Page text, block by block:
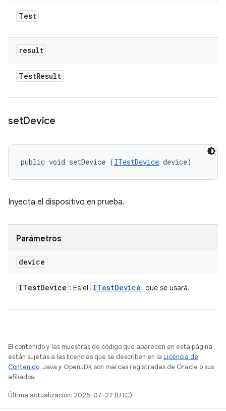
Test
result
TestResult
setDevice
public void setDevice (ITestDevice device)
Inyecta el dispositivo en prueba.
Parámetros
device
ITestDevice : Es el ITestDevice que se usará.
El contenido y las muestras de código que aparecen en esta página
están sujetas a las licencias que se describen en la Licencia de
Contenido. Java y OpenJDK son marcas registradas de Oracle o sus
afiliados.
Última actualización: 2025-07-27 (UTC)